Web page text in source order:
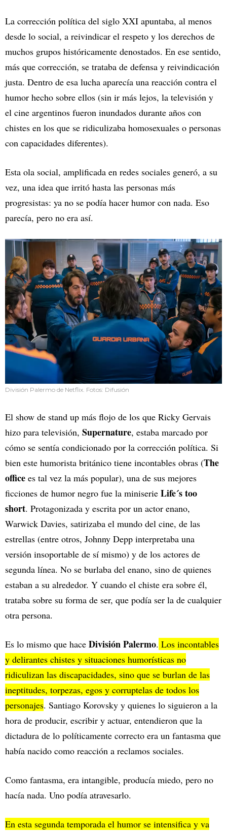
La corrección política del siglo XXI apuntaba, al menos
desde lo social, a reivindicar el respeto y los derechos de
muchos grupos históricamente denostados. En ese sentido,
más que corrección, se trataba de defensa y reivindicación
justa. Dentro de esa lucha aparecía una reacción contra el
humor hecho sobre ellos (sin ir más lejos, la televisión y
el cine argentinos fueron inundados durante años con
chistes en los que se ridiculizaba homosexuales o personas
con capacidades diferentes).
Esta ola social, amplificada en redes sociales generó, a su
vez, una idea que irritó hasta las personas más
progresistas: ya no se podía hacer humor con nada. Eso
parecía, pero no era así.
División Palermo de Netflix. Fotos: Difusión
El show de stand up más flojo de los que Ricky Gervais
hizo para televisión, Supernature, estaba marcado por
cómo se sentía condicionado por la corrección política. Si
bien este humorista británico tiene incontables obras (The
office es tal vez la más popular), una de sus mejores
ficciones de humor negro fue la miniserie Life´s too
short. Protagonizada y escrita por un actor enano,
Warwick Davies, satirizaba el mundo del cine, de las
estrellas (entre otros, Johnny Depp interpretaba una
versión insoportable de sí mismo) y de los actores de
segunda línea. No se burlaba del enano, sino de quienes
estaban a su alrededor. Y cuando el chiste era sobre él,
trataba sobre su forma de ser, que podía ser la de cualquier
otra persona.
Es lo mismo que hace División Palermo. Los incontables
y delirantes chistes y situaciones humorísticas no
ridiculizan las discapacidades, sino que se burlan de las
ineptitudes, torpezas, egos y corruptelas de todos los
personajes. Santiago Korovsky y quienes lo siguieron a la
hora de producir, escribir y actuar, entendieron que la
dictadura de lo políticamente correcto era un fantasma que
había nacido como reacción a reclamos sociales.
Como fantasma, era intangible, producía miedo, pero no
hacía nada. Uno podía atravesarlo.
En esta segunda temporada el humor se intensifica y va